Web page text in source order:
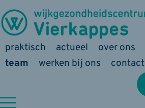
praktisch actueel over ons
team
werken bij ons contact